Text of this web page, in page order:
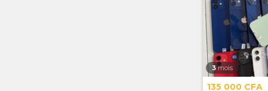
3 mois
135 000 CFA